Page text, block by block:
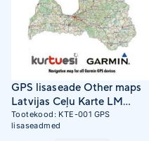
GPS lisaseade Other maps
Latvijas Ceļu Karte LM
(Kurtuesi)
Tootekood: KTE-001 GPS
lisaseadmed